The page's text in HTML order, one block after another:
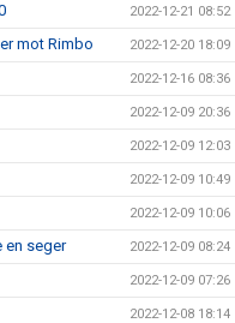
2022-12-21 08:52
mot Rimbo 2022-12-20 18:09
2022-12-16 08:36
2022-12-09 20:36
2022-12-09 12:03
2022-12-09 10:49
2022-12-09 10:06
en seger 2022-12-09 08:24
2022-12-09 07:26
2022-12-08 18:14